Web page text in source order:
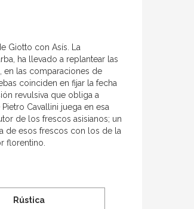
Giotto con Asís. La
ha llevado a replantear las
en las comparaciones de
coinciden en fijar la fecha
revulsiva que obliga a
Cavallini juega en esa
de los frescos asisianos; un
de esos frescos con los de la
florentino.
Rústica